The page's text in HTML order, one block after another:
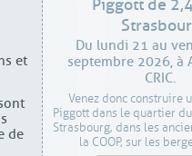
et
de
Piggott de
Du lundi 21 au
septembre 2026, à
CRIC.
Venez donc construire
Piggott dans le quartier
Strasbourg, dans les
la COOP, sur les